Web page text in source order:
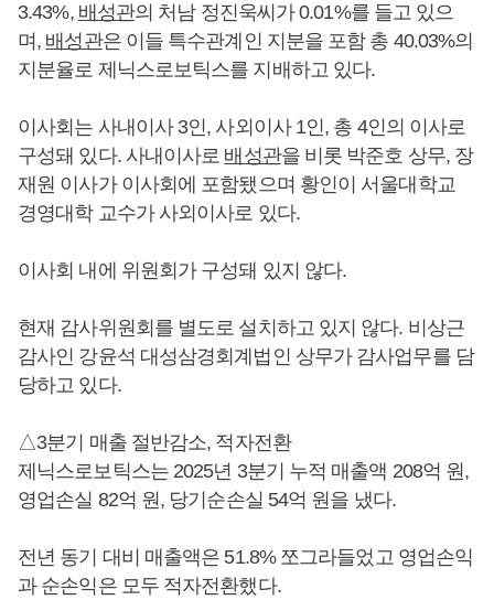
3.43%, 배성관의 처남 정진욱씨가 0.01%를 들고 있으
며, 배성관은 이들 특수관계인 지분을 포함 총 40.03%의
지분율로 제닉스로보틱스를 지배하고 있다.
이사회는 사내이사 3인, 사외이사 1인, 총 4인의 이사로
구성돼 있다. 사내이사로 배성관을 비롯 박준호 상무, 장
재원 이사가 이사회에 포함됐으며 황인이 서울대학교
경영대학 교수가 사외이사로 있다.
이사회 내에 위원회가 구성돼 있지 않다.
현재 감사위원회를 별도로 설치하고 있지 않다. 비상근
감사인 강윤석 대성삼경회계법인 상무가 감사업무를 담
당하고 있다.
△3분기 매출 절반감소, 적자전환
제닉스로보틱스는 2025년 3분기 누적 매출액 208억 원,
영업손실 82억 원, 당기순손실 54억 원을 냈다.
전년 동기 대비 매출액은 51.8% 쪼그라들었고 영업손익
과 순손익은 모두 적자전환했다.